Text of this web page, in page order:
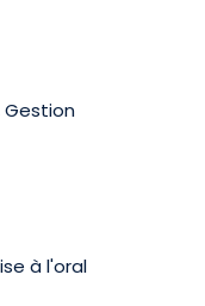
Gestion
à l'oral